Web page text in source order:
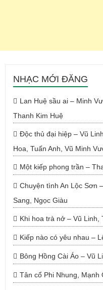
NHẠC MỚI ĐĂNG
Lan Huệ sầu ai – Minh
Thanh Kim Huệ
Độc thủ đại hiệp – Vũ
Hoa, Tuấn Anh, Vũ Minh
Một kiếp phong trần –
Chuyện tình An Lộc Sơn
Sang, Ngọc Giàu
Khi hoa trà nở – Vũ Linh,
Kiếp nào có yêu nhau –
Bông Hồng Cài Áo – Vũ
Tân cổ Phi Nhung, Mạnh